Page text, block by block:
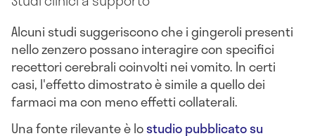
Alcuni studi suggeriscono che i gingeroli presenti
nello zenzero possano interagire con specifici
recettori cerebrali coinvolti nei vomito. In certi
casi, l'effetto dimostrato è simile a quello dei
farmaci ma con meno effetti collaterali.
Una fonte rilevante è lostudio pubblicato su